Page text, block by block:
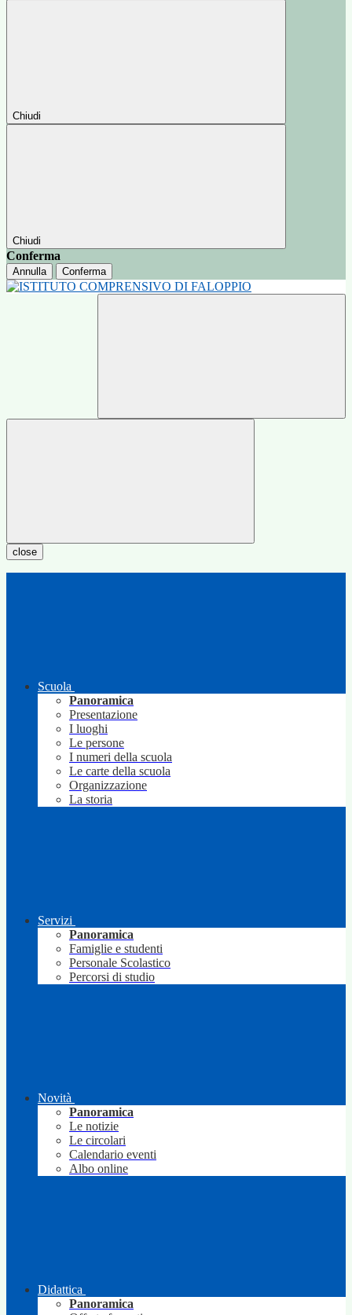
Chiudi
Chiudi
Conferma
Annulla Conferma
close
Scuola
Panoramica
Presentazione
I luoghi
Le persone
I numeri della scuola
Le carte della scuola
Organizzazione
La storia
Servizi
Panoramica
Famiglie e studenti
Personale Scolastico
Percorsi di studio
Novità
Panoramica
Le notizie
Le circolari
Calendario eventi
Albo online
Didattica
Panoramica